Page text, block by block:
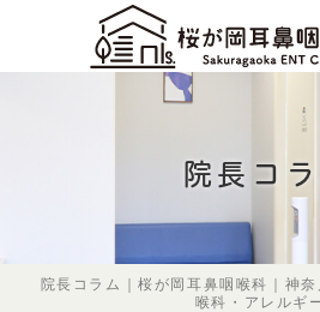
院長コ
院長コラム｜桜が岡耳鼻咽喉科｜神
喉科・アレルギ